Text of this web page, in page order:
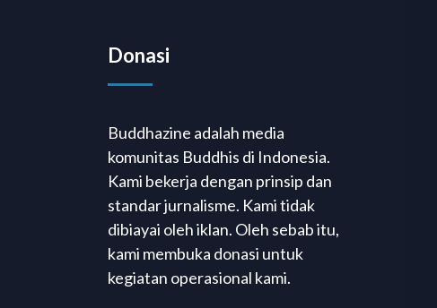
Donasi
Buddhazine adalah media
komunitas Buddhis di Indonesia.
Kami bekerja dengan prinsip dan
standar jurnalisme. Kami tidak
dibiayai oleh iklan. Oleh sebab itu,
kami membuka donasi untuk
kegiatan operasional kami.